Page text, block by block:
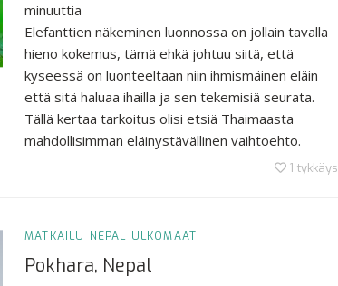
minuuttia
Elefanttien näkeminen luonnossa on jollain tavalla
hieno kokemus, tämä ehkä johtuu siitä, että
kyseessä on luonteeltaan niin ihmismäinen eläin
että sitä haluaa ihailla ja sen tekemisiä seurata.
Tällä kertaa tarkoitus olisi etsiä Thaimaasta
mahdollisimman eläinystävällinen vaihtoehto.
1 tykkäys
MATKAILU NEPAL ULKOMAAT
Pokhara, Nepal